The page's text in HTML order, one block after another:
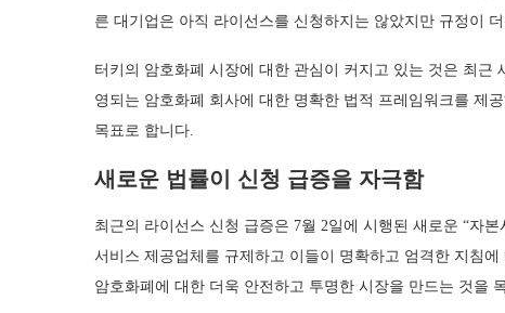
른 대기업은 아직 라이선스를 신청하지는 않았지만 규정이
터키의 암호화폐 시장에 대한 관심이 커지고 있는 것은 최
영되는 암호화폐 회사에 대한 명확한 법적 프레임워크를 제
목표로 합니다.
새로운 법률이 신청 급증을 자극함
최근의 라이선스 신청 급증은 7월 2일에 시행된 새로운 “자
서비스 제공업체를 규제하고 이들이 명확하고 엄격한 지침
암호화폐에 대한 더욱 안전하고 투명한 시장을 만드는 것을